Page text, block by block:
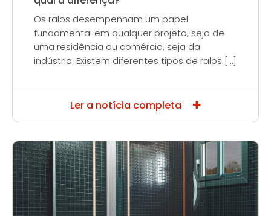
Os ralos desempenham um papel
fundamental em qualquer projeto, seja de
uma residência ou comércio, seja da
indústria. Existem diferentes tipos de ralos […]
Ler a notícia completa